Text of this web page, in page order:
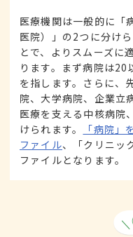
医療機関は一般的に「
医院）」の2つに分け
とで、よりスムーズに
ります。まず病院は20
を指します。さらに、
院、大学病院、企業立
医療を支える中核病院
けられます。
「病院」
ファイル、「クリニッ
ファイルとなります。